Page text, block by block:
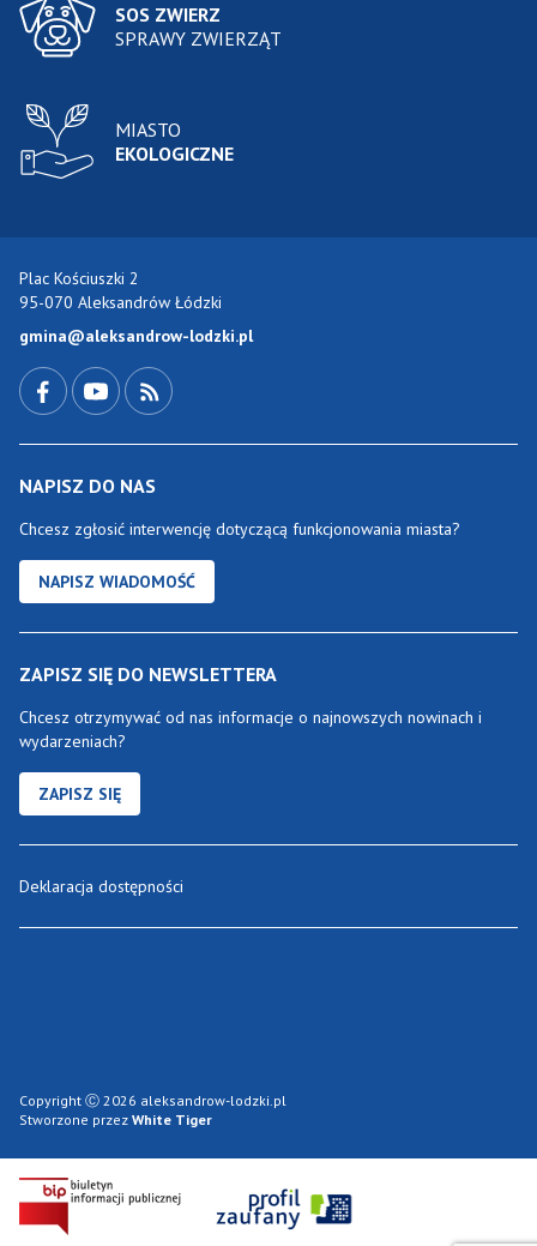
SOS ZWIERZ
SPRAWY ZWIERZĄT
MIASTO
EKOLOGICZNE
Plac Kościuszki 2
95-070 Aleksandrów Łódzki
gmina@aleksandrow-lodzki.pl
NAPISZ DO NAS
Chcesz zgłosić interwencję dotyczącą funkcjonowania miasta?
NAPISZ WIADOMOŚĆ
ZAPISZ SIĘ DO NEWSLETTERA
Chcesz otrzymywać od nas informacje o najnowszych nowinach i
wydarzeniach?
ZAPISZ SIĘ
Deklaracja dostępności
Copyright Ⓒ 2026 aleksandrow-lodzki.pl
Stworzone przez White Tiger